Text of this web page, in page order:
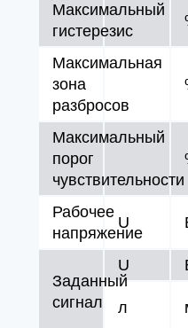
Максимальный
гистерезис
Максимальная
зона
разбросов
Максимальный
порог
чувствительности
Рабочее
напряжение
U
Заданный
сигнал
U
л